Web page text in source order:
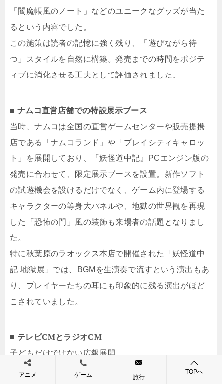
「閻魔帳風のノート」などのユニークなグッズが当た
るという内容でした。
この施策は読者の記憶に強く残り、「遊びながら待
つ」スタイルを自然に構築。発売までの時間をポジテ
ィブに消化させる工夫として評価されました。
■ ナムコ直営店舗での特設展示ブース
当時、ナムコは全国の直営ゲームセンターや販売提携
店である「ナムコランド」や「プレイシティキャロッ
ト」を展開しており、『妖怪道中記』PCエンジン版の
発売に合わせて、限定展示ブースを設置。新作ソフト
の試遊機会を設けるだけでなく、ゲーム内に登場する
キャラクターの等身大パネルや、地獄の世界観を再現
した「恐怖の門」風の装飾も来場者の話題となりまし
た。
特に秋葉原のラオックス本店で開催された「妖怪道中
記 地獄展」では、BGMを生演奏で流すという演出もあ
り、プレイヤーたちの耳にも印象的に残る演出がほど
こされていました。
■ テレビCMとラジオCM
子どもだけではない広報展開
ナムコはテレビCMを積極的に活用していましたが、
アニメ ゲーム 旅行
TOPへ